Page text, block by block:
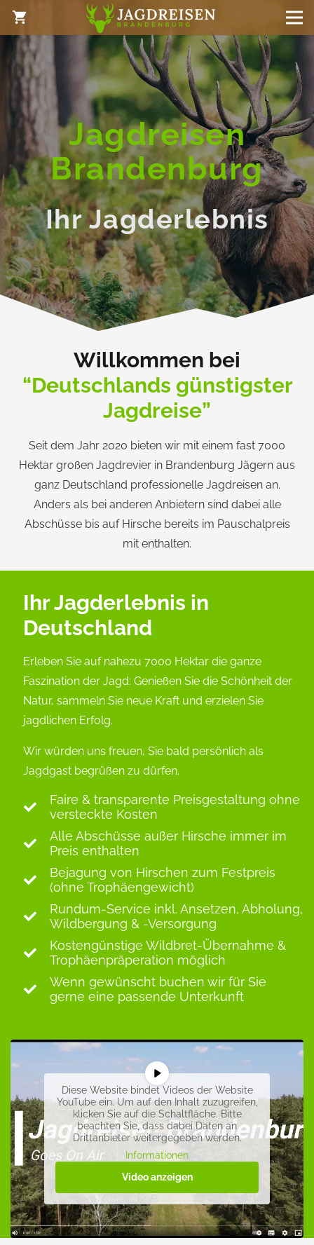
shopping_cart
Jagdreisen
Brandenburg
Ihr Jagderlebnis
Willkommen bei
“Deutschlands günstigster
Jagdreise”
Seit dem Jahr 2020 bieten wir mit einem fast 7000
Hektar großen Jagdrevier in Brandenburg Jägern aus
ganz Deutschland professionelle Jagdreisen an.
Anders als bei anderen Anbietern sind dabei alle
Abschüsse bis auf Hirsche bereits im Pauschalpreis
mit enthalten.
Ihr Jagderlebnis in
Deutschland
Erleben Sie auf nahezu 7000 Hektar die ganze
Faszination der Jagd: Genießen Sie die Schönheit der
Natur, sammeln Sie neue Kraft und erzielen Sie
jagdlichen Erfolg.
Wir würden uns freuen, Sie bald persönlich als
Jagdgast begrüßen zu dürfen.
Faire & transparente Preisgestaltung ohne
versteckte Kosten
Alle Abschüsse außer Hirsche immer im
Preis enthalten
Bejagung von Hirschen zum Festpreis
(ohne Trophäengewicht)
Rundum-Service inkl. Ansetzen, Abholung,
Wildbergung & -Versorgung
Kostengünstige Wildbret-Übernahme &
Trophäenpräperation möglich
Wenn gewünscht buchen wir für Sie
gerne eine passende Unterkunft
Diese Website bindet Videos der Website
YouTube ein. Um auf den Inhalt zuzugreifen,
klicken Sie auf die Schaltfläche. Bitte
beachten Sie, dass dabei Daten an
Drittanbieter weitergegeben werden.
Informationen
Video anzeigen